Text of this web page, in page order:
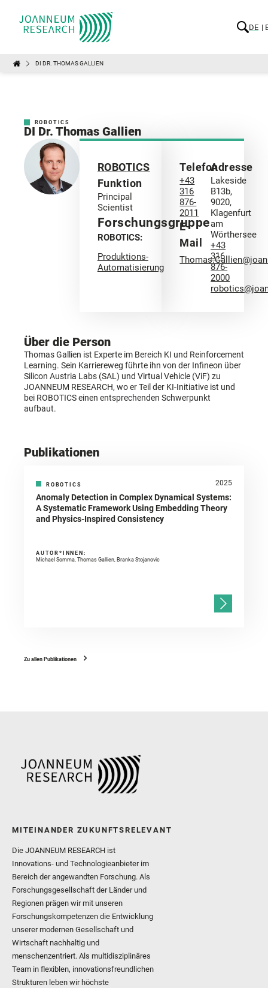
DE
DI DR. THOMAS GALLIEN
ROBOTICS
DI Dr. Thomas Gallien
ROBOTICS
Funktion
Principal
Scientist
Forschungsgruppe
ROBOTICS:
Produktions-
Automatisierung
Telefon
+43
316
876-
2011
E-
Mail
Adresse
Lakeside
B13b,
9020,
Klagenfurt
am
Wörthersee
+43
316
876-
2000
Über die Person
Thomas Gallien ist Experte im Bereich KI und Reinforcement
Learning. Sein Karriereweg führte ihn von der Infineon über
Silicon Austria Labs (SAL) und Virtual Vehicle (ViF) zu
JOANNEUM RESEARCH, wo er Teil der KI-Initiative ist und
bei ROBOTICS einen entsprechenden Schwerpunkt
aufbaut.
Publikationen
ROBOTICS 2025
Anomaly Detection in Complex Dynamical Systems:
A Systematic Framework Using Embedding Theory
and Physics-Inspired Consistency
AUTOR*INNEN:
Michael Somma, Thomas Gallien, Branka Stojanovic
Zu allen Publikationen
MITEINANDER ZUKUNFTSRELEVANT
Die JOANNEUM RESEARCH ist
Innovations- und Technologieanbieter im
Bereich der angewandten Forschung. Als
Forschungsgesellschaft der Länder und
Regionen prägen wir mit unseren
Forschungskompetenzen die Entwicklung
unserer modernen Gesellschaft und
Wirtschaft nachhaltig und
menschenzentriert. Als multidisziplinäres
Team in flexiblen, innovationsfreundlichen
Strukturen leben wir höchste